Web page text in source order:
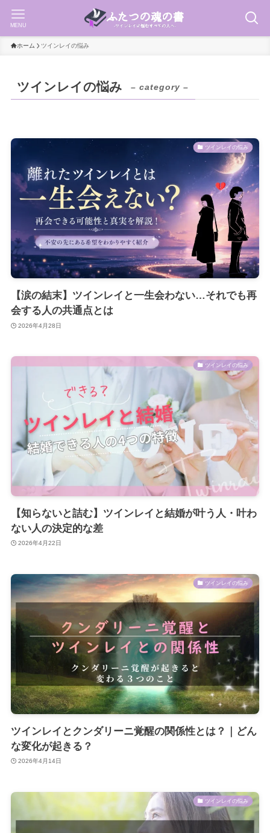
MENU
ホーム ツインレイの悩み
ツインレイの悩み – category –
ツインレイの悩み
【涙の結末】ツインレイと一生会わない…それでも再
会する人の共通点とは
2026年4月28日
ツインレイの悩み
【知らないと詰む】ツインレイと結婚が叶う人・叶わ
ない人の決定的な差
2026年4月22日
ツインレイの悩み
ツインレイとクンダリーニ覚醒の関係性とは？｜どん
な変化が起きる？
2026年4月14日
ツインレイの悩み